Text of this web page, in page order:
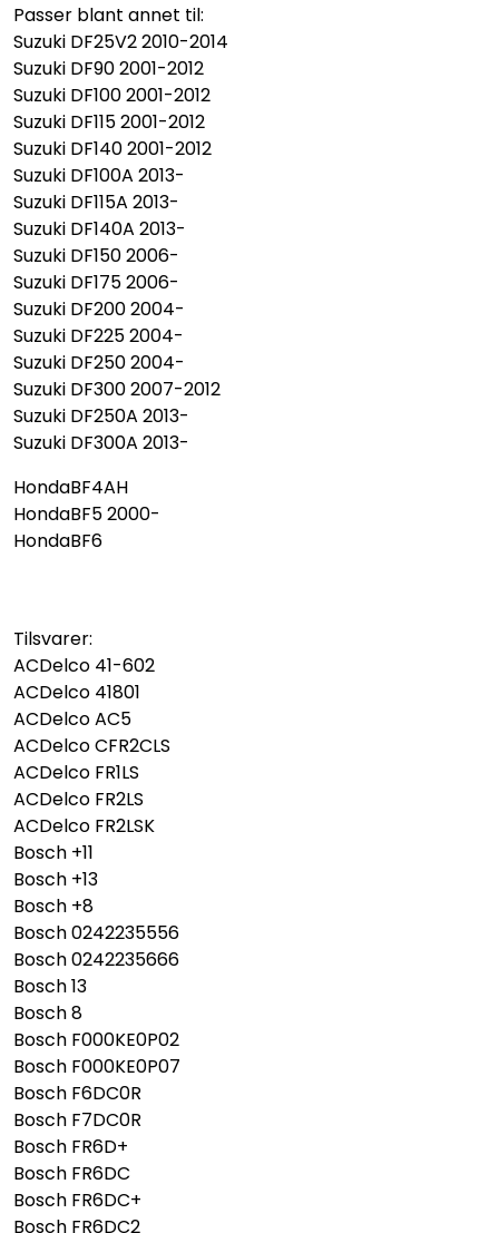
Passer blant annet til:
Suzuki DF25V2 2010-2014
Suzuki DF90 2001-2012
Suzuki DF100 2001-2012
Suzuki DF115 2001-2012
Suzuki DF140 2001-2012
Suzuki DF100A 2013-
Suzuki DF115A 2013-
Suzuki DF140A 2013-
Suzuki DF150 2006-
Suzuki DF175 2006-
Suzuki DF200 2004-
Suzuki DF225 2004-
Suzuki DF250 2004-
Suzuki DF300 2007-2012
Suzuki DF250A 2013-
Suzuki DF300A 2013-
HondaBF4AH
HondaBF5 2000-
HondaBF6
Tilsvarer:
ACDelco 41-602
ACDelco 41801
ACDelco AC5
ACDelco CFR2CLS
ACDelco FR1LS
ACDelco FR2LS
ACDelco FR2LSK
Bosch +11
Bosch +13
Bosch +8
Bosch 0242235556
Bosch 0242235666
Bosch 13
Bosch 8
Bosch F000KE0P02
Bosch F000KE0P07
Bosch F6DC0R
Bosch F7DC0R
Bosch FR6D+
Bosch FR6DC
Bosch FR6DC+
Bosch FR6DC2